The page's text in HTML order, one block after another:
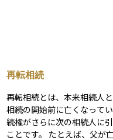
再転相続
再転相続とは、本来相続人
相続の開始前に亡くなって
続権がさらに次の相続人に
ことです。 たとえば、父が亡くなって相続が発生